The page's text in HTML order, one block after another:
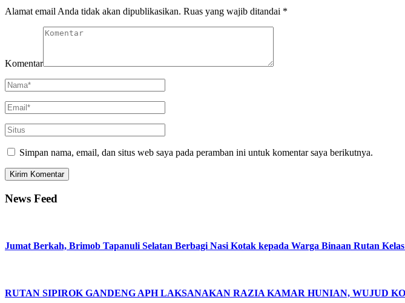
Alamat email Anda tidak akan dipublikasikan. Ruas yang wajib ditandai *
Komentar
Simpan nama, email, dan situs web saya pada peramban ini untuk komentar saya berikutnya.
News Feed
Jumat Berkah, Brimob Tapanuli Selatan Berbagi Nasi Kotak kepada Warga Binaan Rutan
RUTAN SIPIROK GANDENG APH LAKSANAKAN RAZIA KAMAR HUNIAN, WUJUD